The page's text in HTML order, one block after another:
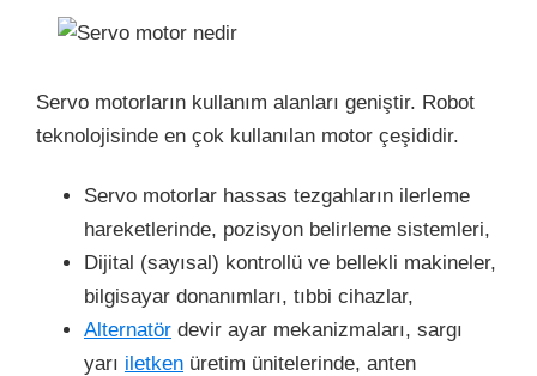
Servo motorların kullanım alanları geniştir. Robot
teknolojisinde en çok kullanılan motor çeşididir.
Servo motorlar hassas tezgahların ilerleme
hareketlerinde, pozisyon belirleme sistemleri,
Dijital (sayısal) kontrollü ve bellekli makineler,
bilgisayar donanımları, tıbbi cihazlar,
Alternatör devir ayar mekanizmaları, sargı
yarı iletken üretim ünitelerinde, anten